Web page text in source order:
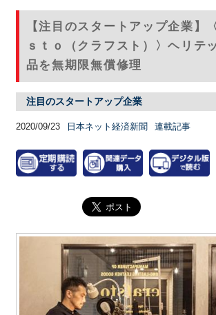
【注目のスタートアップ企業】
ｓｔｏ（クラフスト）〉ヘリテ
品を無期限無償修理
注目のスタートアップ企業
2020/09/23 日本ネット経済新聞 連載記事